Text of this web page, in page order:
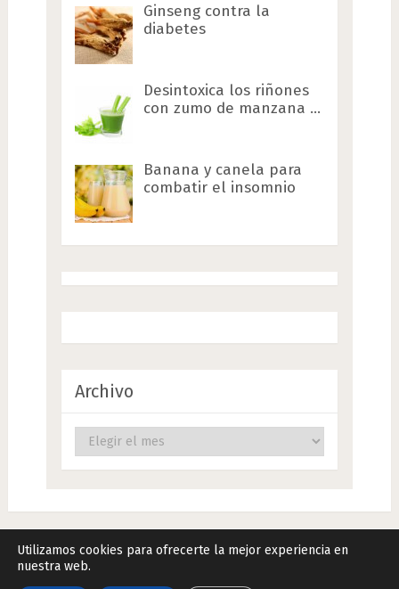
Ginseng contra la
diabetes
Desintoxica los riñones
con zumo de manzana …
Banana y canela para
combatir el insomnio
Archivo
Archivo
Remedios Naturales.NetCopyright © 2026.
Utilizamos cookies para ofrecerte la mejor experiencia en
nuestra web.